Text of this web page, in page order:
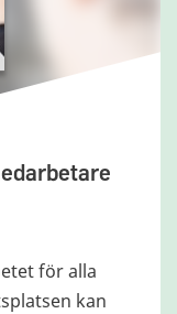
för alla
kan